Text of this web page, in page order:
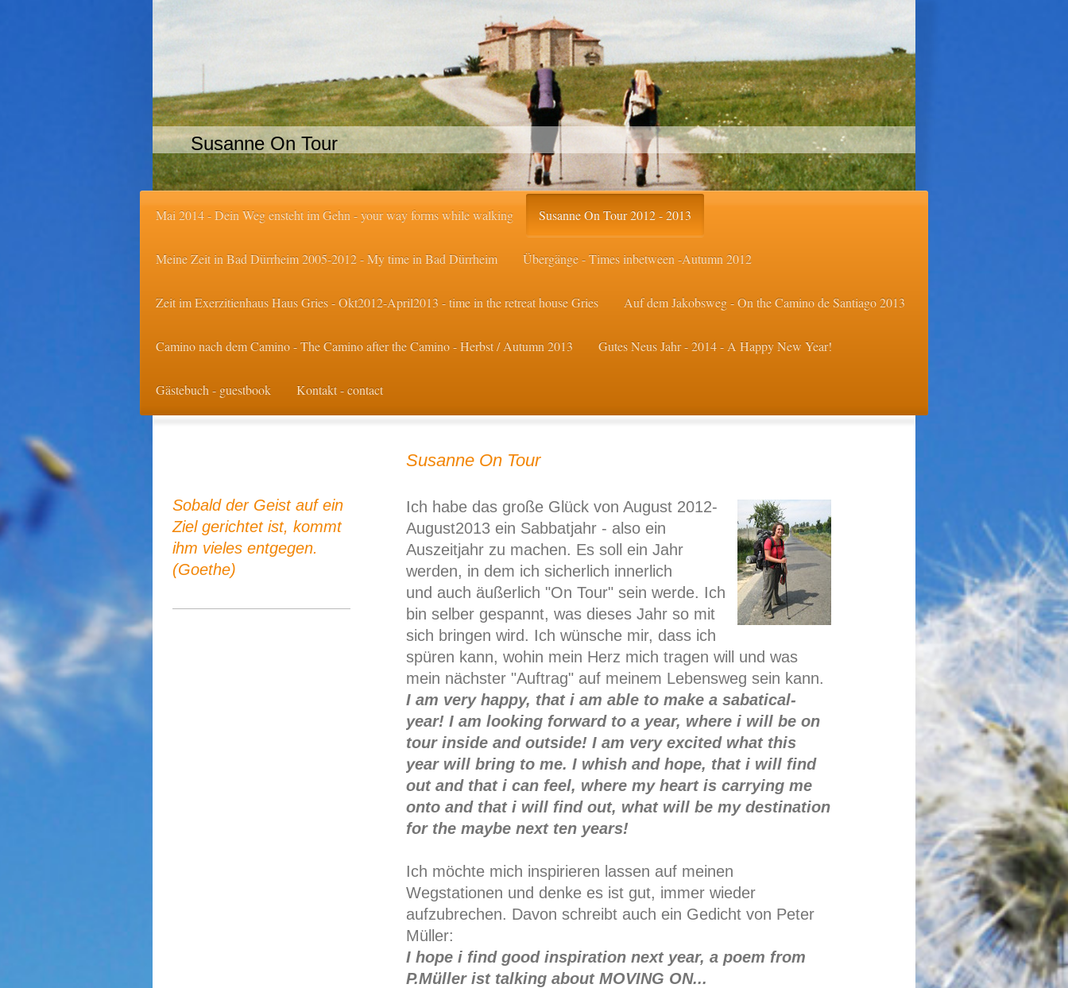
Susanne On Tour
Mai 2014 - Dein Weg ensteht im Gehn - your way forms while walking Susanne On Tour 2012 - 2013
Meine Zeit in Bad Dürrheim 2005-2012 - My time in Bad Dürrheim Übergänge - Times inbetween -Autumn 2012
Zeit im Exerzitienhaus Haus Gries - Okt2012-April2013 - time in the retreat house Gries Auf dem Jakobsweg - On the Camino de Santiago 2013
Camino nach dem Camino - The Camino after the Camino - Herbst / Autumn 2013 Gutes Neus Jahr - 2014 - A Happy New Year!
Gästebuch - guestbook Kontakt - contact
Susanne On Tour
Ich habe das große Glück von August 2012-
August2013 ein Sabbatjahr - also ein
Auszeitjahr zu machen. Es soll ein Jahr
werden, in dem ich sicherlich innerlich
und auch äußerlich "On Tour" sein werde. Ich
bin selber gespannt, was dieses Jahr so mit
sich bringen wird. Ich wünsche mir, dass ich
spüren kann, wohin mein Herz mich tragen will und was
mein nächster "Auftrag" auf meinem Lebensweg sein kann.
I am very happy, that i am able to make a sabatical-
year! I am looking forward to a year, where i will be on
tour inside and outside! I am very excited what this
year will bring to me. I whish and hope, that i will find
out and that i can feel, where my heart is carrying me
onto and that i will find out, what will be my destination
for the maybe next ten years!
Ich möchte mich inspirieren lassen auf meinen
Wegstationen und denke es ist gut, immer wieder
aufzubrechen. Davon schreibt auch ein Gedicht von Peter
Müller:
I hope i find good inspiration next year, a poem from
P.Müller ist talking about MOVING ON...
Sobald der Geist auf ein
Ziel gerichtet ist, kommt
ihm vieles entgegen.
(Goethe)